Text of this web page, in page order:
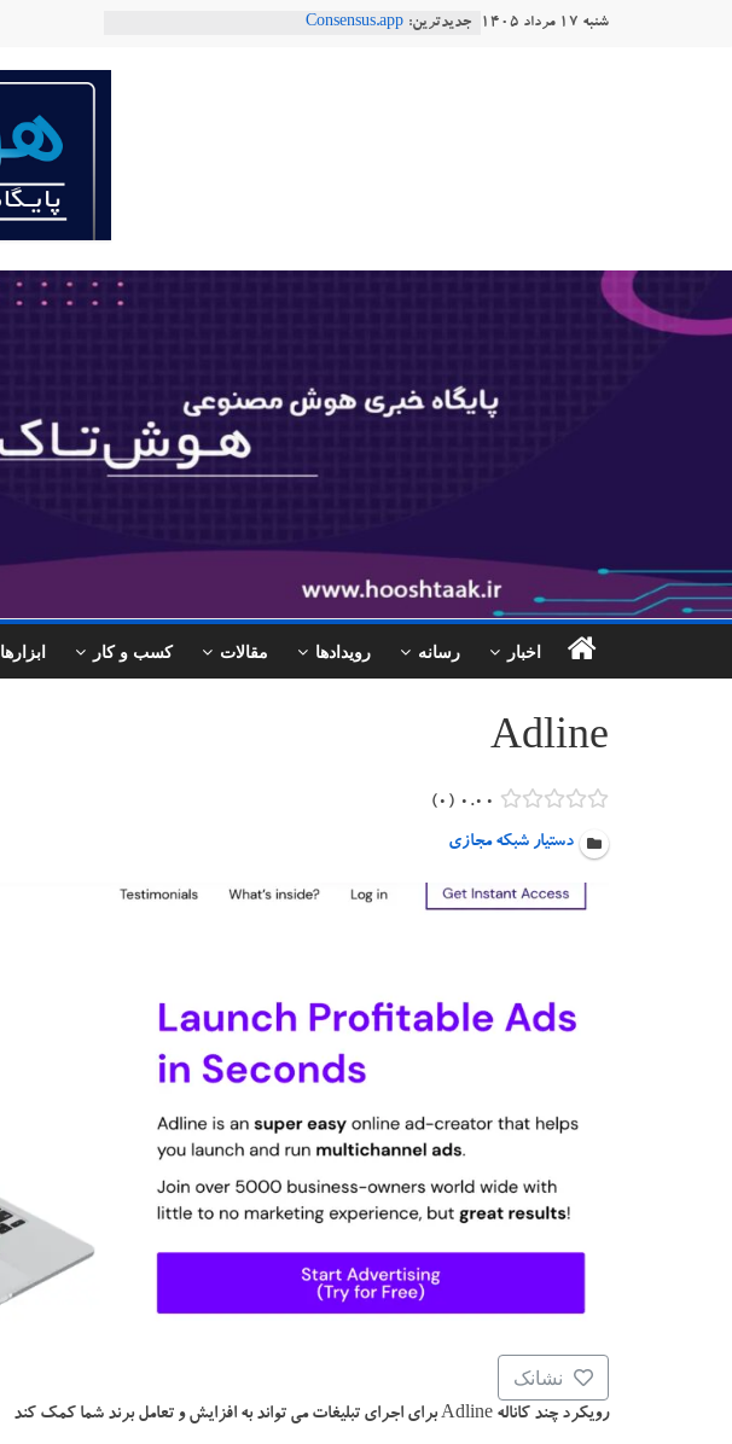
شنبه ۱۷ مرداد ۱۴۰۵ جدیدترین: Consensus.app
خبری
مصنوعی
اخبار رسانه رویدادها مقالات کسب و کار ابزارها
Adline
۰.۰۰ ۰
دستیار شبکه مجازی
نشانک
رویکرد چند کاناله Adline برای اجرای تبلیغات می تواند به افزایش و تعامل برند شما کمک کند